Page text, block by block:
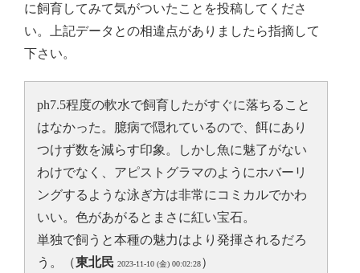
に飼育してみて気がついたことを投稿してくださ
い。上記データとの相違点がありましたら指摘して
下さい。
ph7.5程度の軟水で飼育したがすぐに落ちること
はなかった。臆病で隠れているので、餌にあり
つけず数を減らす印象。しかし魚に魅了がない
わけでなく、アピストグラマのようにホバーリ
ングするような泳ぎ方は非常にコミカルでかわ
いい。色があがるとまさに紅い宝石。
単独で飼うと本種の魅力はより発揮されるだろ
う。（東北民 2023-11-10 (金) 00:02:28）